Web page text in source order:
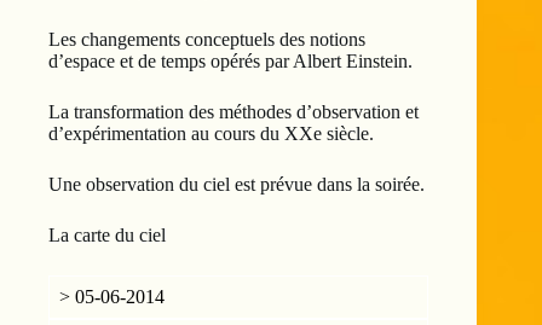
Les changements conceptuels des notions
d’espace et de temps opérés par Albert Einstein.
La transformation des méthodes d’observation et
d’expérimentation au cours du XXe siècle.
Une observation du ciel est prévue dans la soirée.
La carte du ciel
> 05-06-2014